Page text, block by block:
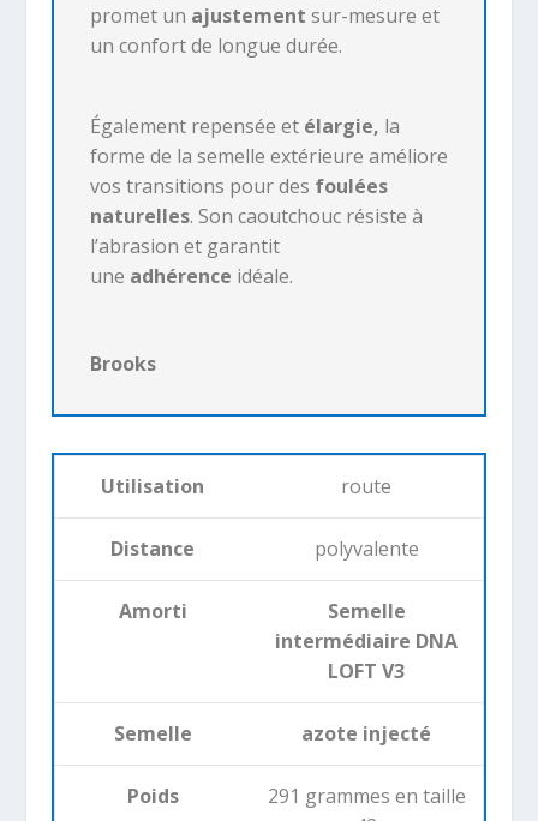
promet un ajustement sur-mesure et
un confort de longue durée.
Également repensée et élargie, la
forme de la semelle extérieure améliore
vos transitions pour des foulées
naturelles. Son caoutchouc résiste à
l’abrasion et garantit
une adhérence idéale.
Brooks
Utilisation route
Distance polyvalente
Amorti
Semelle
intermédiaire DNA
LOFT V3
Semelle azote injecté
Poids
291 grammes en taille